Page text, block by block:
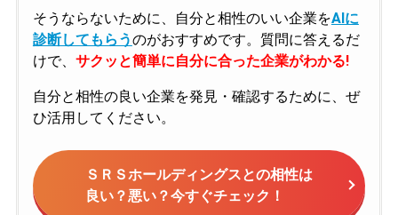
そうならないために、自分と相性のいい企業をAIに
診断してもらうのがおすすめです。質問に答えるだ
けで、 サクッと簡単に自分に合った企業がわかる!
自分と相性の良い企業を発見・確認するために、ぜ
ひ活用してください。
ＳＲＳホールディングスとの相性は
良い？悪い？今すぐチェック！